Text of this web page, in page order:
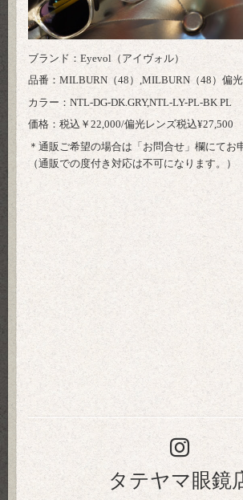
ブランド：Eyevol（アイヴォル）
品番：MILBURN（48）,MILBURN（48）偏
カラー：NTL-DG-DK.GRY,NTL-LY-PL-BK PL
価格：税込￥22,000/偏光レンズ税込¥27,500
＊通販ご希望の場合は「 お問合せ 」欄にてお
（通販での度付き対応は不可になります。）
タテヤマ眼鏡